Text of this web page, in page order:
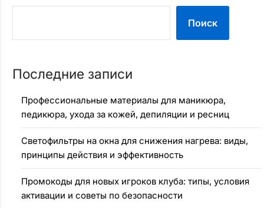
Поиск
Последние записи
Профессиональные материалы для маникюра,
педикюра, ухода за кожей, депиляции и ресниц
Светофильтры на окна для снижения нагрева: виды,
принципы действия и эффективность
Промокоды для новых игроков клуба: типы, условия
активации и советы по безопасности